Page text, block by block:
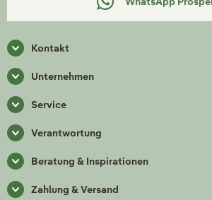
Kontakt
Unternehmen
Service
Verantwortung
Beratung & Inspirationen
Zahlung & Versand